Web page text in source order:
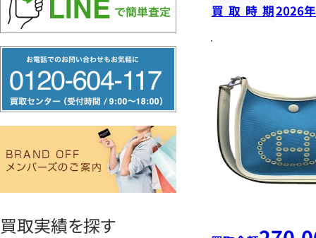
リ
ー
ヤ
買取実績を探す
買取時期2026